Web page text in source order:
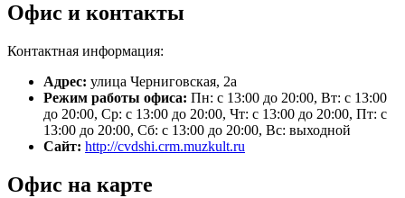
Офис и контакты
Контактная информация:
Адрес: улица Черниговская, 2а
Режим работы офиса: Пн: с 13:00 до 20:00, Вт: с 13:00
до 20:00, Ср: с 13:00 до 20:00, Чт: с 13:00 до 20:00, Пт: с
13:00 до 20:00, Сб: с 13:00 до 20:00, Вс: выходной
Сайт: http://cvdshi.crm.muzkult.ru
Офис на карте